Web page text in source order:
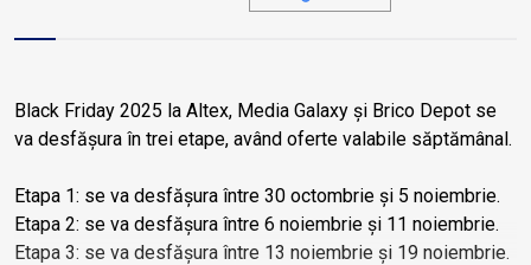
Black Friday 2025 la Altex, Media Galaxy și Brico Depot se
va desfășura în trei etape, având oferte valabile săptămânal.
Etapa 1: se va desfășura între 30 octombrie și 5 noiembrie.
Etapa 2: se va desfășura între 6 noiembrie și 11 noiembrie.
Etapa 3: se va desfășura între 13 noiembrie și 19 noiembrie.